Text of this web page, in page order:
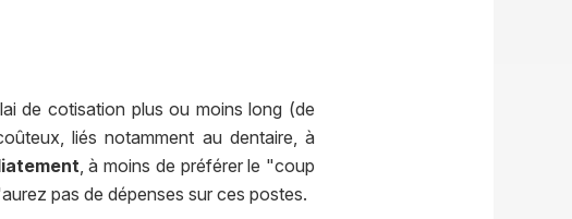
de cotisation plus ou moins long (de
liés notamment au dentaire, à
, à moins de préférer le "coup
pas de dépenses sur ces postes.